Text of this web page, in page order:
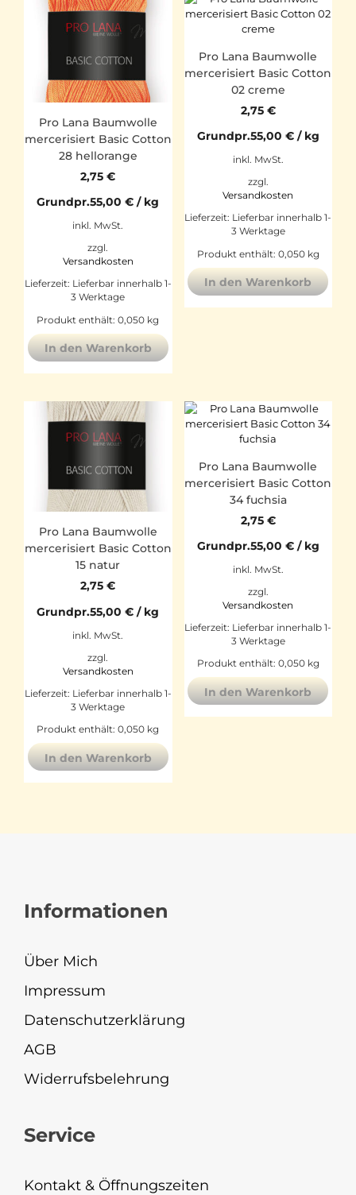
Pro Lana Baumwolle
mercerisiert Basic Cotton
28 hellorange
2,75€
Grundpr.55,00€ / kg
inkl. MwSt.
zzgl.
Versandkosten
Lieferzeit: Lieferbar innerhalb 1-
3 Werktage
Produkt enthält: 0,050 kg
In den Warenkorb
Pro Lana Baumwolle
mercerisiert Basic Cotton
02 creme
2,75 €
Grundpr.55,00 €/ kg
inkl. MwSt.
zzgl.
Versandkosten
Lieferzeit: Lieferbar innerhalb 1-
3 Werktage
Produkt enthält: 0,050 kg
In den Warenkorb
Pro Lana Baumwolle
mercerisiert Basic Cotton
15 natur
2,75€
Grundpr.55,00€ / kg
inkl. MwSt.
zzgl.
Versandkosten
Lieferzeit: Lieferbar innerhalb 1-
3 Werktage
Produkt enthält: 0,050 kg
In den Warenkorb
Pro Lana Baumwolle
mercerisiert Basic Cotton
34 fuchsia
2,75 €
Grundpr.55,00 €/ kg
inkl. MwSt.
zzgl.
Versandkosten
Lieferzeit: Lieferbar innerhalb 1-
3 Werktage
Produkt enthält: 0,050 kg
In den Warenkorb
Informationen
Über Mich
Impressum
Datenschutzerklärung
AGB
Widerrufsbelehrung
Service
Kontakt & Öffnungszeiten